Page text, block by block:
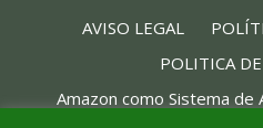
AVISO LEGAL
POLITICA
Amazon como Sistema de